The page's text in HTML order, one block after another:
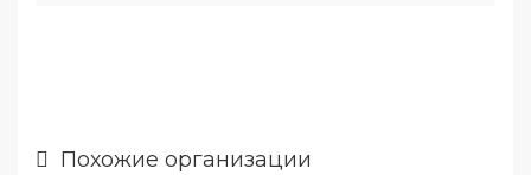
Похожие организации